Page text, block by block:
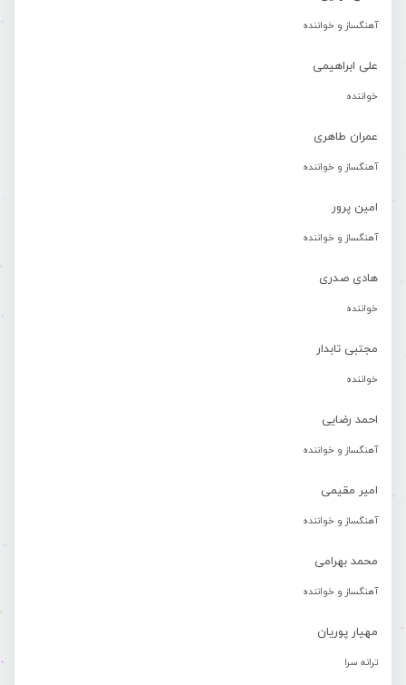
آهنگساز و خواننده
علی ابراهیمی
خواننده
عمران طاهری
آهنگساز و خواننده
امین پرور
آهنگساز و خواننده
هادی صدری
خواننده
مجتبی تابدار
خواننده
احمد رضایی
آهنگساز و خواننده
امیر مقیمی
آهنگساز و خواننده
محمد بهرامی
آهنگساز و خواننده
مهیار پوریان
ترانه سرا